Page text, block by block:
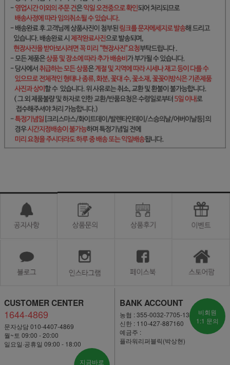
CUSTOMER CENTER
1644-4869
문자상담 010-4407-4869
월~토 09:00 - 20:00
일요일·공휴일 09:00 - 18:00
지금바로
BANK ACCOUNT
농협 : 355-0032-7705-13
신한 : 110-427-887160
예금주 :
플라워리퍼블릭(박상현)
비회원
1:1 문의